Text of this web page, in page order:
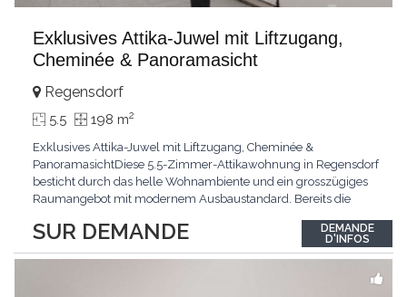
Exklusives Attika-Juwel mit Liftzugang,
Cheminée & Panoramasicht
SUR DEMANDE
Regensdorf
5.5 198 m2
Exklusives Attika-Juwel mit Liftzugang, Cheminée &
PanoramasichtDiese 5.5-Zimmer-Attikawohnung in Regensdorf
besticht durch das helle Wohnambiente und ein grosszügiges
Raumangebot mit modernem Ausbaustandard. Bereits die
Wohnungszugang mit dem Lift führt Sie bequem und diskret
direkt in Ihr neues Zuhause.Das Zentrum der Wohnung bildet
DEMANDE
D'INFOS